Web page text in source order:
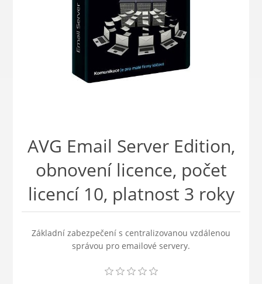
AVG Email Server Edition,
obnovení licence, počet
licencí 10, platnost 3 roky
Základní zabezpečení s centralizovanou vzdálenou
správou pro emailové servery.